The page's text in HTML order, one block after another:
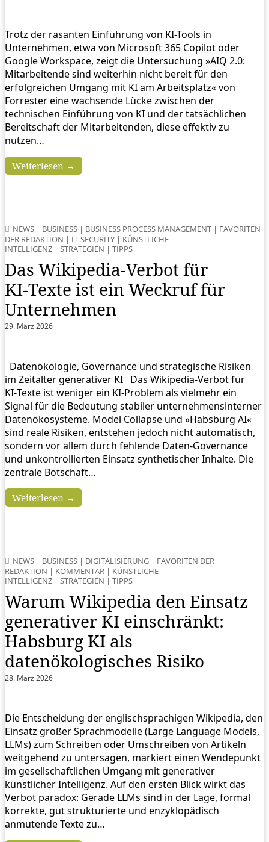
Trotz der rasanten Einführung von KI-Tools in
Unternehmen, etwa von Microsoft 365 Copilot oder
Google Workspace, zeigt die Untersuchung »AIQ 2.0:
Mitarbeitende sind weiterhin nicht bereit für den
erfolgreichen Umgang mit KI am Arbeitsplatz« von
Forrester eine wachsende Lücke zwischen der
technischen Einführung von KI und der tatsächlichen
Bereitschaft der Mitarbeitenden, diese effektiv zu
nutzen…
Weiterlesen →
NEWS | BUSINESS | BUSINESS PROCESS MANAGEMENT | FAVORITEN
DER REDAKTION | IT-SECURITY | KÜNSTLICHE
INTELLIGENZ | STRATEGIEN | TIPPS
Das Wikipedia‑Verbot für
KI‑Texte ist ein Weckruf für
Unternehmen
29. März 2026
Datenökologie, Governance und strategische Risiken
im Zeitalter generativer KI Das Wikipedia‑Verbot für
KI‑Texte ist weniger ein KI‑Problem als vielmehr ein
Signal für die Bedeutung stabiler unternehmensinterner
Datenökosysteme. Model Collapse und »Habsburg AI«
sind reale Risiken, entstehen jedoch nicht automatisch,
sondern vor allem durch fehlende Daten‑Governance
und unkontrollierten Einsatz synthetischer Inhalte. Die
zentrale Botschaft…
Weiterlesen →
NEWS | BUSINESS | DIGITALISIERUNG | FAVORITEN DER
REDAKTION | KOMMENTAR | KÜNSTLICHE
INTELLIGENZ | STRATEGIEN | TIPPS
Warum Wikipedia den Einsatz
generativer KI einschränkt:
Habsburg KI als
datenökologisches Risiko
28. März 2026
Die Entscheidung der englischsprachigen Wikipedia, den
Einsatz großer Sprachmodelle (Large Language Models,
LLMs) zum Schreiben oder Umschreiben von Artikeln
weitgehend zu untersagen, markiert einen Wendepunkt
im gesellschaftlichen Umgang mit generativer
künstlicher Intelligenz. Auf den ersten Blick wirkt das
Verbot paradox: Gerade LLMs sind in der Lage, formal
korrekte, gut strukturierte und enzyklopädisch
anmutende Texte zu…